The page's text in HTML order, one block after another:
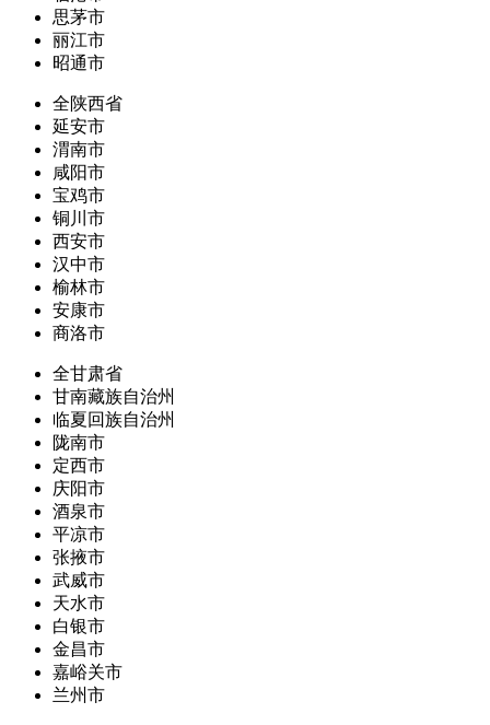
思茅市
丽江市
昭通市
全陕西省
延安市
渭南市
咸阳市
宝鸡市
铜川市
西安市
汉中市
榆林市
安康市
商洛市
全甘肃省
甘南藏族自治州
临夏回族自治州
陇南市
定西市
庆阳市
酒泉市
平凉市
张掖市
武威市
天水市
白银市
金昌市
嘉峪关市
兰州市